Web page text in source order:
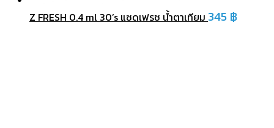
Z FRESH 0.4 ml 30’s แซดเฟรช น้ำตาเทียม 345 ฿